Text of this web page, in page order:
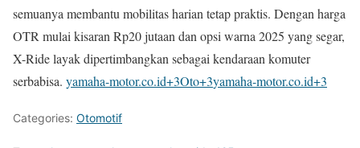
semuanya membantu mobilitas harian tetap praktis. Dengan harga
OTR mulai kisaran Rp20 jutaan dan opsi warna 2025 yang segar,
X-Ride layak dipertimbangkan sebagai kendaraan komuter
serbabisa. yamaha-motor.co.id+3Oto+3yamaha-motor.co.id+3
Categories: Otomotif